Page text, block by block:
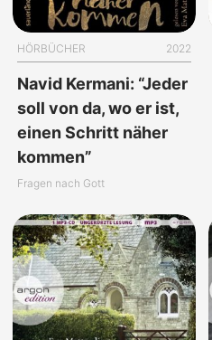
HÖRBÜCHER 2022
Navid Kermani: “Jeder
soll von da, wo er ist,
einen Schritt näher
kommen”
Fragen nach Gott